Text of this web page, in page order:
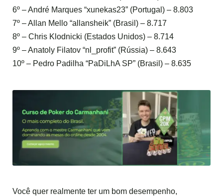
6º – André Marques “xunekas23” (Portugal) – 8.803
7º – Allan Mello “allansheik” (Brasil) – 8.717
8º – Chris Klodnicki (Estados Unidos) – 8.714
9º – Anatoly Filatov “nl_profit” (Rússia) – 8.643
10º – Pedro Padilha “PaDiLhA SP” (Brasil) – 8.635
Você quer realmente ter um bom desempenho,